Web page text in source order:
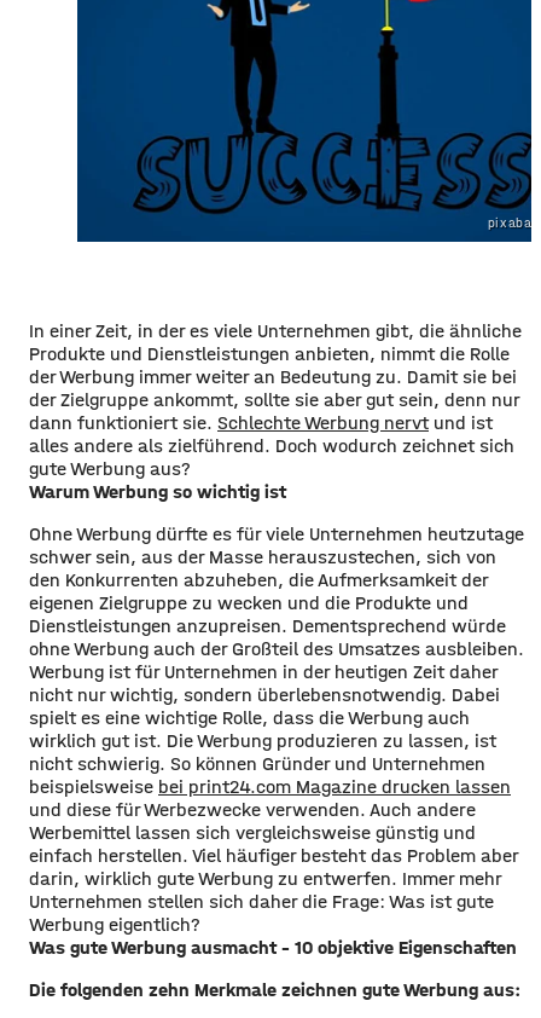
In einer Zeit, in der es viele Unternehmen gibt, die ähnliche
Produkte und Dienstleistungen anbieten, nimmt die Rolle
der Werbung immer weiter an Bedeutung zu. Damit sie bei
der Zielgruppe ankommt, sollte sie aber gut sein, denn nur
dann funktioniert sie. Schlechte Werbung nervtund ist
alles andere als zielführend. Doch wodurch zeichnet sich
gute Werbung aus?
Warum Werbung so wichtig ist
Ohne Werbung dürfte es für viele Unternehmen heutzutage
schwer sein, aus der Masse herauszustechen, sich von
den Konkurrenten abzuheben, die Aufmerksamkeit der
eigenen Zielgruppe zu wecken und die Produkte und
Dienstleistungen anzupreisen. Dementsprechend würde
ohne Werbung auch der Großteil des Umsatzes ausbleiben.
Werbung ist für Unternehmen in der heutigen Zeit daher
nicht nur wichtig, sondern überlebensnotwendig. Dabei
spielt es eine wichtige Rolle, dass die Werbung auch
wirklich gut ist. Die Werbung produzieren zu lassen, ist
nicht schwierig. So können Gründer und Unternehmen
beispielsweise bei print24.com Magazine drucken lassen
und diese für Werbezwecke verwenden. Auch andere
Werbemittel lassen sich vergleichsweise günstig und
einfach herstellen. Viel häufiger besteht das Problem aber
darin, wirklich gute Werbung zu entwerfen. Immer mehr
Unternehmen stellen sich daher die Frage: Was ist gute
Werbung eigentlich?
Was gute Werbung ausmacht – 10 objektive Eigenschaften
Die folgenden zehn Merkmale zeichnen gute Werbung aus: